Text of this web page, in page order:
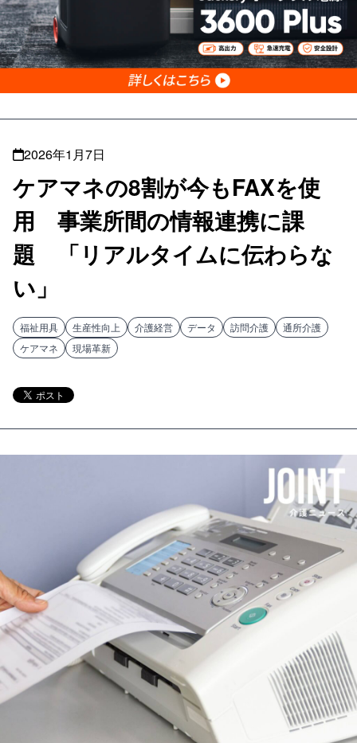
2026年1月7日
ケアマネの8割が今もFAXを使
用 事業所間の情報連携に課
題 「リアルタイムに伝わらな
い」
福祉用具 生産性向上 介護経営 データ 訪問介護
通所介護
ケアマネ
現場革新